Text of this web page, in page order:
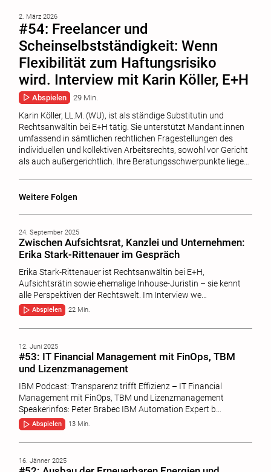
2. März 2026
#54: Freelancer und
Scheinselbstständigkeit: Wenn
Flexibilität zum Haftungsrisiko
wird. Interview mit Karin Köller, E+H
Abspielen 29 Min.
Karin Köller, LL.M. (WU), ist als ständige Substitutin und
Rechtsanwältin bei E+H tätig. Sie unterstützt Mandant:innen
umfassend in sämtlichen rechtlichen Fragestellungen des
individuellen und kollektiven Arbeitsrechts, sowohl vor Gericht
als auch außergerichtlich. Ihre Beratungsschwerpunkte liege…
Weitere Folgen
24. September 2025
Zwischen Aufsichtsrat, Kanzlei und Unternehmen:
Erika Stark-Rittenauer im Gespräch
Erika Stark-Rittenauer ist Rechtsanwältin bei E+H,
Aufsichtsrätin sowie ehemalige Inhouse-Juristin – sie kennt
alle Perspektiven der Rechtswelt. Im Interview we…
Abspielen 22 Min.
12. Juni 2025
#53: IT Financial Management mit FinOps, TBM
und Lizenzmanagement
IBM Podcast: Transparenz trifft Effizienz – IT Financial
Management mit FinOps, TBM und Lizenzmanagement
Speakerinfos: Peter Brabec IBM Automation Expert b…
Abspielen 13 Min.
16. Jänner 2025